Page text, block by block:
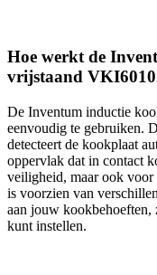
Hoe werkt de
vrijstaand
De Inventum inductie
eenvoudig te gebruiken.
detecteert de kookplaat
oppervlak dat in contact
veiligheid, maar ook
is voorzien van
aan jouw kookbehoeften,
kunt instellen.